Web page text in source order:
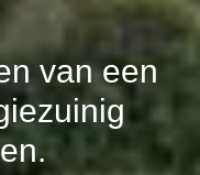
van een